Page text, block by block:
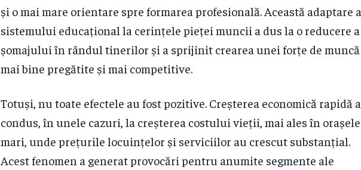
și o mai mare orientare spre formarea profesională. Această adaptare a
sistemului educațional la cerințele pieței muncii a dus la o reducere a
șomajului în rândul tinerilor și a sprijinit crearea unei forțe de muncă
mai bine pregătite și mai competitive.
Totuși, nu toate efectele au fost pozitive. Creșterea economică rapidă a
condus, în unele cazuri, la creșterea costului vieții, mai ales în orașele
mari, unde prețurile locuințelor și serviciilor au crescut substanțial.
Acest fenomen a generat provocări pentru anumite segmente ale